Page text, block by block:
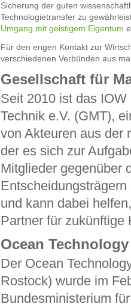
Sicherung der guten
Technologietransfer zu
Umgang mit geistigem Eigentum
Für den engen Kontakt zur
verschiedenen Verbünden aus
Gesellschaft für
Seit 2010 ist das
Technik e.V. (GMT),
von Akteuren aus der
der es sich zur
Mitglieder gegenüber
und kann dabei
Partner für zukünftige
Ocean
Der Ocean
Rostock) wurde im
Bundesministerium